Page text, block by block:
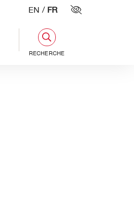
EN / FR
Paramètres
RECHERCHE